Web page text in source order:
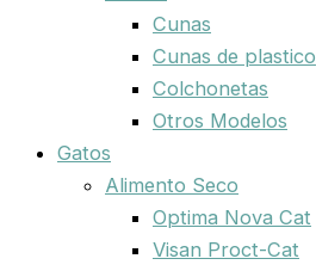
Cunas
Cunas de plastico
Colchonetas
Otros Modelos
Gatos
Alimento Seco
Optima Nova Cat
Visan Proct-Cat